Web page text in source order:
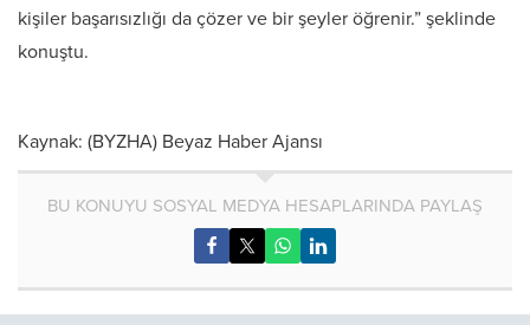
kişiler başarısızlığı da çözer ve bir şeyler öğrenir.” şeklinde
konuştu.
Kaynak: (BYZHA) Beyaz Haber Ajansı
BU KONUYU SOSYAL MEDYA HESAPLARINDA PAYLAŞ